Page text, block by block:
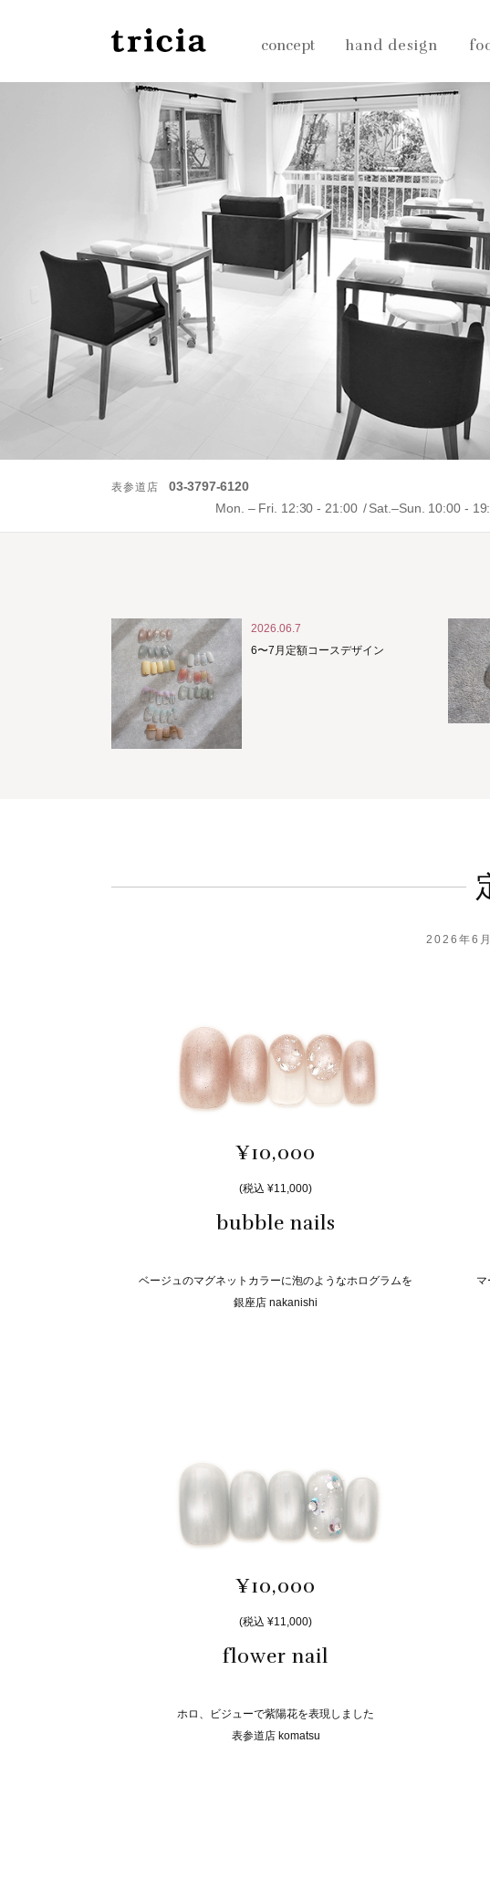
concept hand design
表参道店 03-3797-6120
Mon. – Fri. 12:30 - 21:00 Sat.–Sun. 10:00 -
2026.06.7
6〜7月定額コースデザイン
2026年6
¥10,000
(税込 ¥11,000)
bubble nails
ベージュのマグネットカラーに泡のようなホログラムを
銀座店 nakanishi
¥10,000
(税込 ¥11,000)
flower nail
ホロ、ビジューで紫陽花を表現しました
表参道店 komatsu